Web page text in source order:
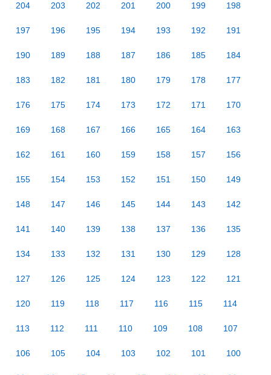
204 203 202 201 200 199 198
197 196 195 194 193 192 191
190 189 188 187 186 185 184
183 182 181 180 179 178 177
176 175 174 173 172 171 170
169 168 167 166 165 164 163
162 161 160 159 158 157 156
155 154 153 152 151 150 149
148 147 146 145 144 143 142
141 140 139 138 137 136 135
134 133 132 131 130 129 128
127 126 125 124 123 122 121
120 119 118 117 116 115 114
113 112 111 110 109 108 107
106 105 104 103 102 101 100